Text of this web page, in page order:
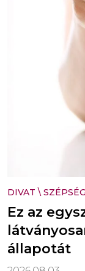
DIVAT \ SZÉPSÉG
Ez az
állapotát